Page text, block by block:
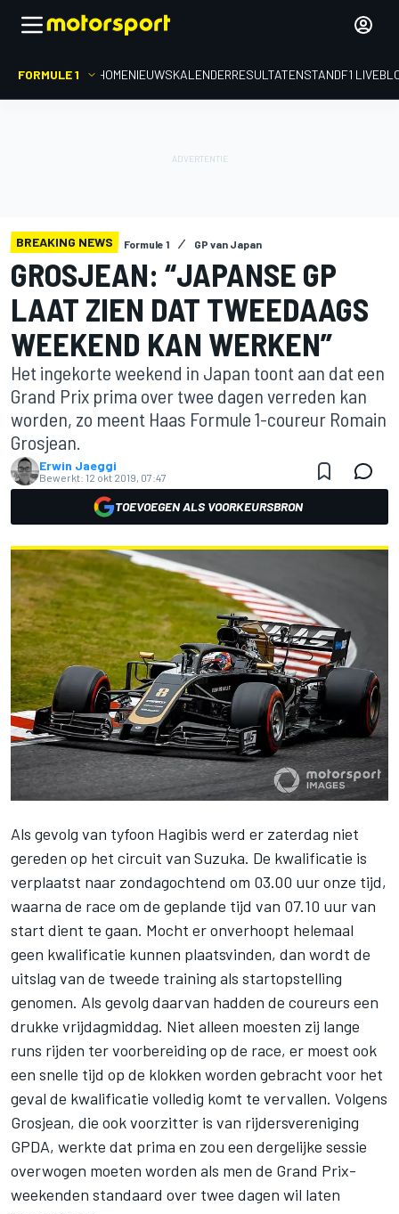
FORMULE 1 HOMENIEUWSKALENDERRESULTATENSTANDF1
BREAKING NEWS Formule 1 GP van Japan
GROSJEAN: “JAPANSE GP
LAAT ZIEN DAT TWEEDAAGS
WEEKEND KAN WERKEN”
Het ingekorte weekend in Japan toont aan dat een
Grand Prix prima over twee dagen verreden kan
worden, zo meent Haas Formule 1-coureur Romain
Grosjean.
Erwin Jaeggi
Bewerkt: 12 okt 2019, 07:47
TOEVOEGEN ALS VOORKEURSBRON
Als gevolg van tyfoon Hagibis werd er zaterdag niet
gereden op het circuit van Suzuka. De kwalificatie is
verplaatst naar zondagochtend om 03.00 uur onze tijd,
waarna de race om de geplande tijd van 07.10 uur van
start dient te gaan. Mocht er onverhoopt helemaal
geen kwalificatie kunnen plaatsvinden, dan wordt de
uitslag van de tweede training als startopstelling
genomen. Als gevolg daarvan hadden de coureurs een
drukke vrijdagmiddag. Niet alleen moesten zij lange
runs rijden ter voorbereiding op de race, er moest ook
een snelle tijd op de klokken worden gebracht voor het
geval de kwalificatie volledig komt te vervallen. Volgens
Grosjean, die ook voorzitter is van rijdersvereniging
GPDA, werkte dat prima en zou een dergelijke sessie
overwogen moeten worden als men de Grand Prix-
weekenden standaard over twee dagen wil laten